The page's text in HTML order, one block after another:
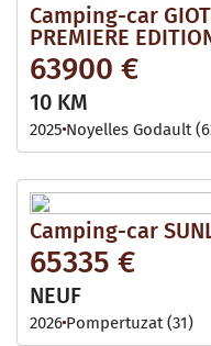
Camping-car
PREMIERE
63900 €
10 KM
2025 Noyelles Godault
Camping-car
65335 €
NEUF
2026 Pompertuzat (31)